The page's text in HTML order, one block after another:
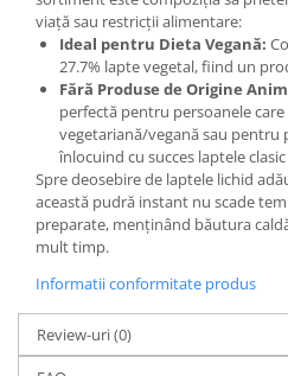
viață sau restricții alimentare:
Ideal pentru Dieta Vegană:
27.7% lapte vegetal, fiind un
Fără Produse de Origine
perfectă pentru persoanele
vegetariană/vegană sau pentru
înlocuind cu succes laptele
Spre deosebire de laptele lichid
această pudră instant nu scade
preparate, menținând băutura
mult timp.
Informatii conformitate produs
Review-uri(0)